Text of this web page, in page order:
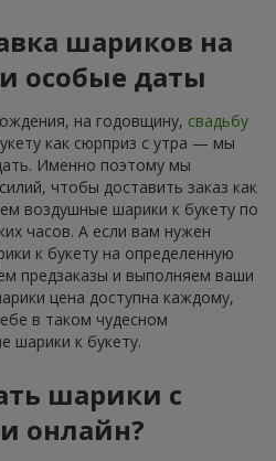
шариков на
особые даты
на годовщину, свадьбу
как сюрприз с утра — мы
Именно поэтому мы
чтобы доставить заказ как
воздушные шарики к букету по
часов. А если вам нужен
к букету на определенную
предзаказы и выполняем ваши
цена доступна каждому,
в таком чудесном
шарики к букету.
шарики с
онлайн?